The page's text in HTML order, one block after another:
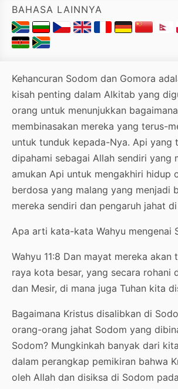
BAHASA LAINNYA
Kehancuran Sodom dan Gomora
kisah penting dalam Alkitab yang
orang untuk menunjukkan
membinasakan mereka yang terus-
untuk tunduk kepada-Nya. Api yang
dipahami sebagai Allah sendiri yang
amukan Api untuk mengakhiri hidup
berdosa yang malang yang menjadi
mereka sendiri dan pengaruh jahat
Apa arti kata-kata Wahyu mengenai
Wahyu 11:8 Dan mayat mereka akan
raya kota besar, yang secara rohani
dan Mesir, di mana juga Tuhan kita
Bagaimana Kristus disalibkan di
orang-orang jahat Sodom yang
Sodom? Mungkinkah banyak dari
dalam perangkap pemikiran bahwa
oleh Allah dan disiksa di Sodom